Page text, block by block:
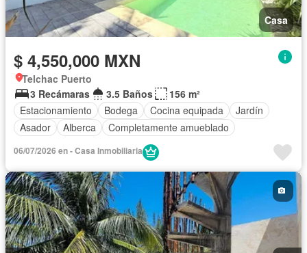
Casa
$ 4,550,000 MXN
Telchac Puerto
3 Recámaras
3.5 Baños
156 m²
Estacionamiento
Bodega Cocina equipada
Jardín
Asador
Alberca Completamente amueblado
06/07/2026 en - Casa Inmobiliaria